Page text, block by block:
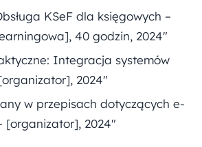
KSeF dla księgowych –
40 godzin, 2024"
Integracja systemów
2024"
w przepisach dotyczących e-
[organizator], 2024"